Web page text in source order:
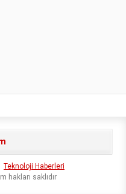
Teknoloji Haberleri
hakları saklıdır